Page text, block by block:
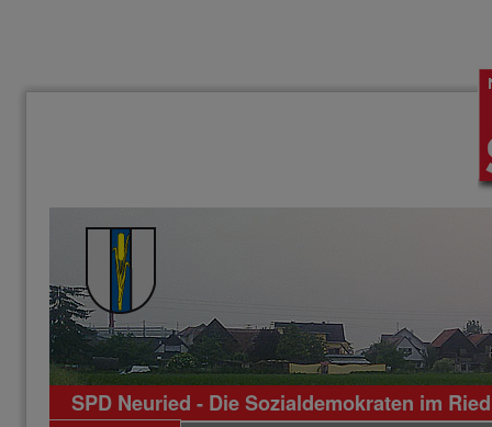
SPD Neuried - Die Sozialdemokraten im Ried